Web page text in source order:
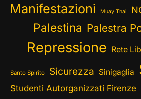
Manifestazioni Muay Thai
Palestina Palestra
Repressione Rete
Santo Spirito Sicurezza Sinigaglia
Studenti Autorganizzati Firenze